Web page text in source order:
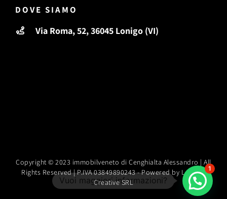
DOVE SIAMO
Via Roma, 52, 36045 Lonigo (VI)
Copyright © 2023 immobilveneto di Cenghialta Alessandro | All
Rights Reserved | P.IVA 03849890243 -Powered by Leodari
Creative SRL
1